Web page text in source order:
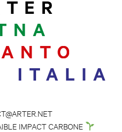
IMPACT CARBONE